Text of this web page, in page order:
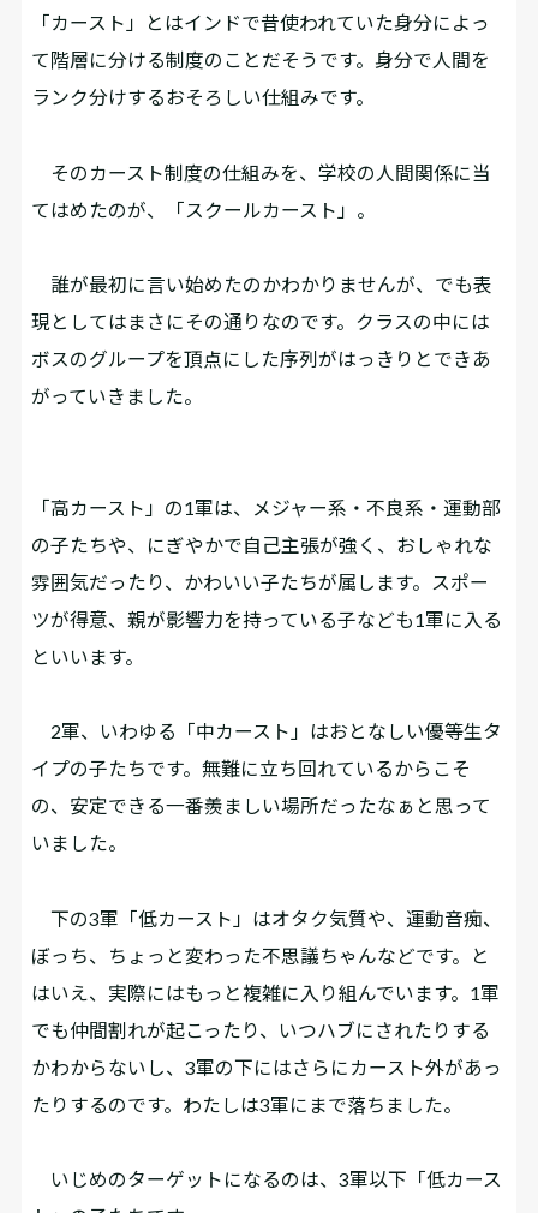
「カースト」とはインドで昔使われていた身分によっ
て階層に分ける制度のことだそうです。身分で人間を
ランク分けするおそろしい仕組みです。
そのカースト制度の仕組みを、学校の人間関係に当
てはめたのが、「スクールカースト」。
誰が最初に言い始めたのかわかりませんが、でも表
現としてはまさにその通りなのです。クラスの中には
ボスのグループを頂点にした序列がはっきりとできあ
がっていきました。
「高カースト」の1軍は、メジャー系・不良系・運動部
の子たちや、にぎやかで自己主張が強く、おしゃれな
雰囲気だったり、かわいい子たちが属します。スポー
ツが得意、親が影響力を持っている子なども1軍に入る
といいます。
2軍、いわゆる「中カースト」はおとなしい優等生タ
イプの子たちです。無難に立ち回れているからこそ
の、安定できる一番羨ましい場所だったなぁと思って
いました。
下の3軍「低カースト」はオタク気質や、運動音痴、
ぼっち、ちょっと変わった不思議ちゃんなどです。と
はいえ、実際にはもっと複雑に入り組んでいます。1軍
でも仲間割れが起こったり、いつハブにされたりする
かわからないし、3軍の下にはさらにカースト外があっ
たりするのです。わたしは3軍にまで落ちました。
いじめのターゲットになるのは、3軍以下「低カース